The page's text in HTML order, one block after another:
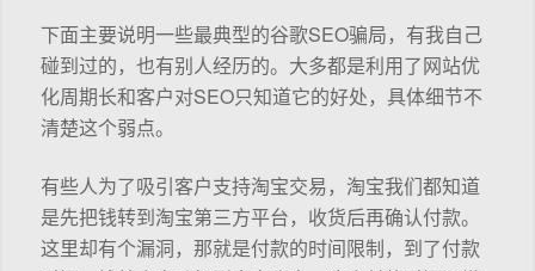
下面主要说明一些最典型的谷歌SEO骗局，有我自己
碰到过的，也有别人经历的。大多都是利用了网站优
化周期长和客户对SEO只知道它的好处，具体细节不
清楚这个弱点。
有些人为了吸引客户支持淘宝交易，淘宝我们都知道
是先把钱转到淘宝第三方平台，收货后再确认付款。
这里却有个漏洞，那就是付款的时间限制，到了付款